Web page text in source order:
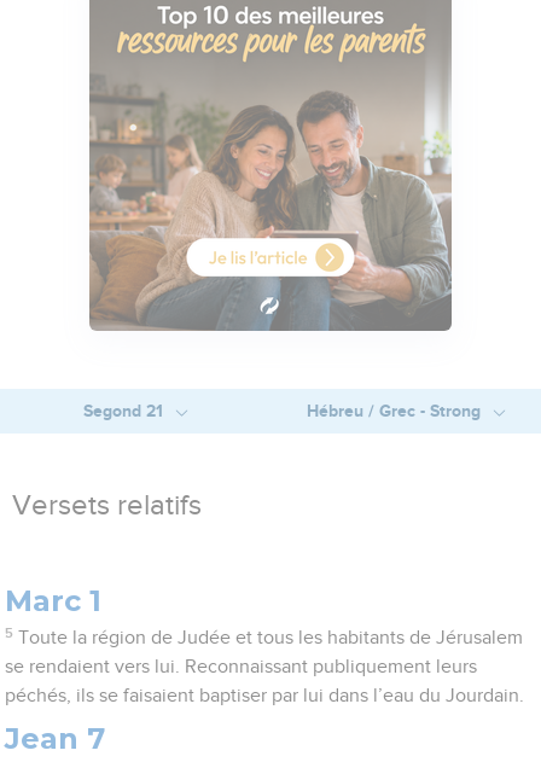
Segond 21 Hébreu / Grec - Strong
Versets relatifs
Marc 1
5 Toute la région de Judée et tous les habitants de Jérusalem
se rendaient vers lui. Reconnaissant publiquement leurs
péchés, ils se faisaient baptiser par lui dans l’eau du Jourdain.
Jean 7